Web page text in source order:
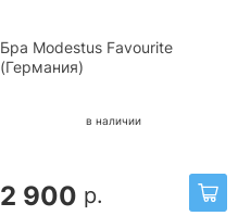
Бра Modestus Favourite
(Германия)
в наличии
2 900 р.